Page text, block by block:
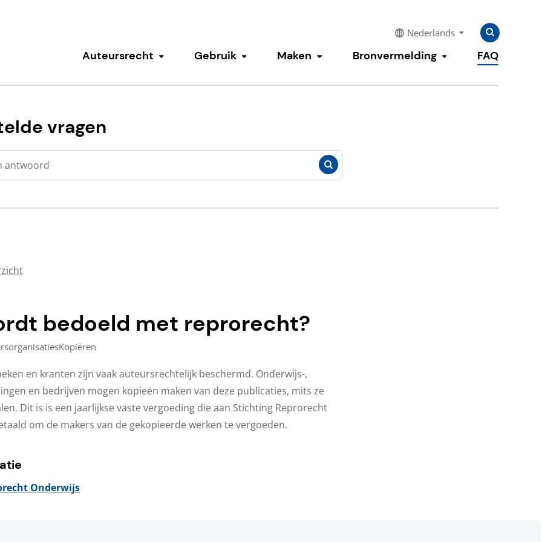
Nederlands
Zoeken
naar:
Zoeken
Auteursrecht Submenu tonen
Gebruik Submenu tonen
Maken Submenu tonen
Bronvermelding Submenu tonen
FAQ
vragen
Zoeken
bedoeld met reprorecht?
Kopiëren
en kranten zijn vaak auteursrechtelijk beschermd. Onderwijs-,
en bedrijven mogen kopieën maken van deze publicaties, mits ze
Dit is is een jaarlijkse vaste vergoeding die aan Stichting Reprorecht
om de makers van de gekopieerde werken te vergoeden.
Onderwijs